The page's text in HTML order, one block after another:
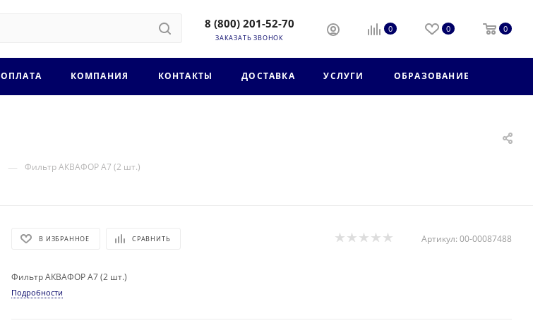
8 (800) 201-52-70
ЗАКАЗАТЬ ЗВОНОК
0 0 0
ОПЛАТА КОМПАНИЯ КОНТАКТЫ ДОСТАВКА УСЛУГИ ОБРАЗОВАНИЕ
— Фильтр АКВАФОР A7 (2 шт.)
В ИЗБРАННОЕ СРАВНИТЬ Артикул: 00-00087488
Фильтр АКВАФОР A7 (2 шт.)
Подробности